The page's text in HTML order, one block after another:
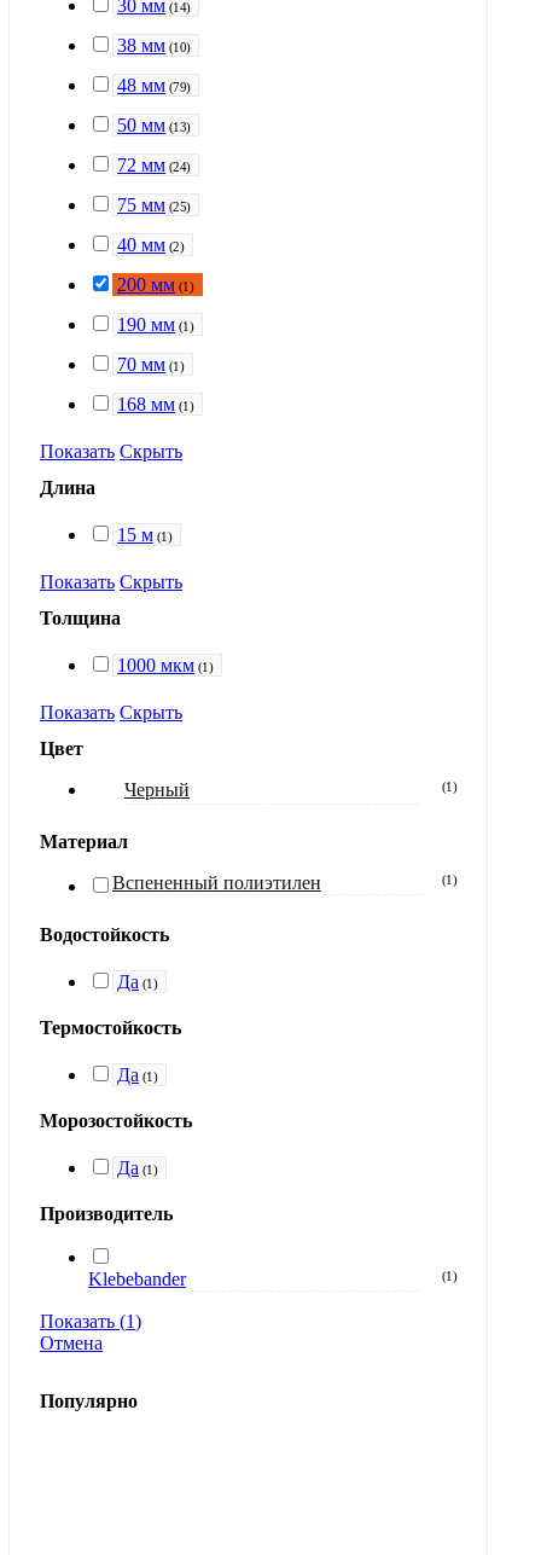
30 мм (14)
38 мм (10)
48 мм (79)
50 мм (13)
72 мм (24)
75 мм (25)
40 мм (2)
200 мм (1)
190 мм (1)
70 мм (1)
168 мм (1)
Показать Скрыть
Длина
15 м (1)
Показать Скрыть
Толщина
1000 мкм (1)
Показать Скрыть
Цвет
Черный
(1)
Материал
Вспененный полиэтилен
(1)
Водостойкость
Да (1)
Термостойкость
Да (1)
Морозостойкость
Да (1)
Производитель
Klebebander (1)
Показать (1)
Отмена
Популярно